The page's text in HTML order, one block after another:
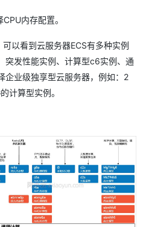
内存配置。
可以看到云服务器ECS有多种实例
突发性能实例、计算型c6实例、通
企业级独享型云服务器，例如：2
计算型实例。